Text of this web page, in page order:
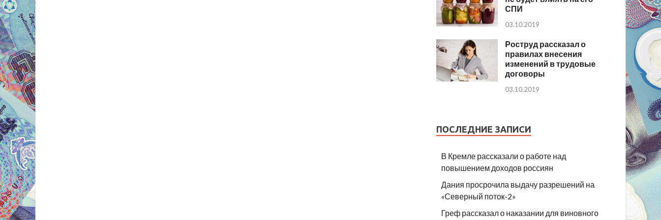
СПИ
03.10.2019
Роструд рассказал о
правилах внесения
изменений в трудовые
договоры
03.10.2019
ПОСЛЕДНИЕ ЗАПИСИ
В Кремле рассказали о работе над
повышением доходов россиян
Дания просрочила выдачу разрешений на
«Северный поток-2»
Греф рассказал о наказании для виновного